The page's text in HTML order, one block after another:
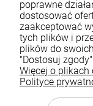
poprawne
dostosować
zaakceptować
tych plików i
plików do
"Dostosuj
Więcej o plikach
Polityce